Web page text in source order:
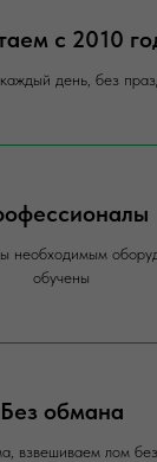
с 2010
день, без
необходимым
обучены
Без обмана
взвешиваем лом